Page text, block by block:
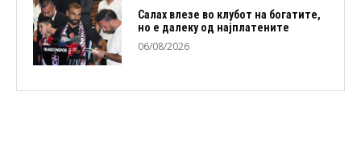
Салах влезе во клубот на богатите,
но е далеку од најплатените
06/08/2026